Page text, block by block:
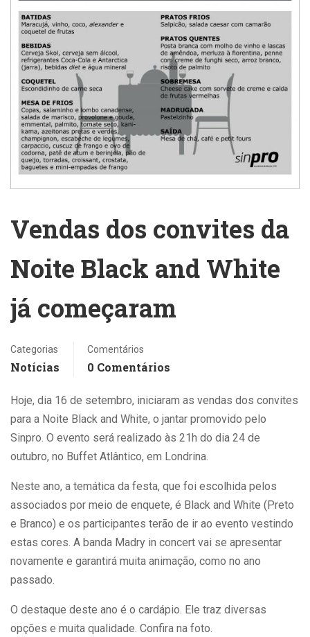
Vendas dos convites da
Noite Black and White
já começaram
Categorias
Notícias
Comentários
0 Comentários
Hoje, dia 16 de setembro, iniciaram as vendas dos convites
para a Noite Black and White, o jantar promovido pelo
Sinpro. O evento será realizado às 21h do dia 24 de
outubro, no Buffet Atlântico, em Londrina.
Neste ano, a temática da festa, que foi escolhida pelos
associados por meio de enquete, é Black and White (Preto
e Branco) e os participantes terão de ir ao evento vestindo
estas cores. A banda Madry in concert vai se apresentar
novamente e garantirá muita animação, como no ano
passado.
O destaque deste ano é o cardápio. Ele traz diversas
opções e muita qualidade. Confira na foto.